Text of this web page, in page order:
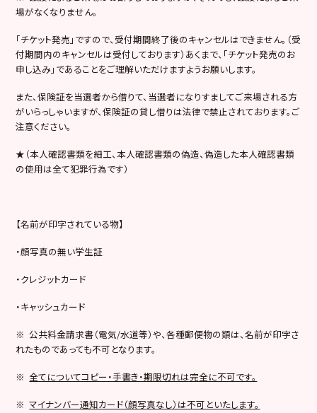
場がなくなりません。
「チケット発売」ですので、受付期間終了後のキャンセルはできません。（受
付期間内のキャンセルは受付しております）あくまで、「チケット発売のお
申し込み」であることをご理解いただけますようお願いします。
また、保険証を当選者から借りて、当選者になりすましてご来場される方
がいらっしゃいますが、保険証の貸し借りは法律で禁止されております。ご
注意ください。
★（本人確認書類を細工、本人確認書類の偽造、偽造した本人確認書類
の使用は全て犯罪行為です）
【名前が印字されている物】
・顔写真の無い学生証
・クレジットカード
・キャッシュカード
※ 公共料金請求書（電気/水道等）や、各種郵便物の類は、名前が印字さ
れたものであっても不可となります。
※ 全てについてコピー・手書き・期限切れは完全に不可です。
※マイナンバー通知カード（顔写真なし）は不可といたします。